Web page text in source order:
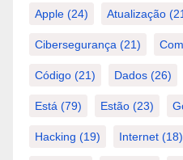
Apple (24) Atualização
Cibersegurança (21)
Código (21) Dados (26)
Está (79) Estão (23)
Hacking (19) Internet (18)